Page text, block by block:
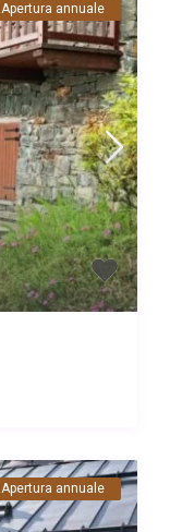
Apertura annuale
Apertura annuale